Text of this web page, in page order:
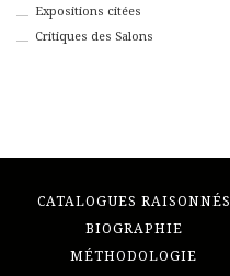
Expositions citées
Critiques des Salons
CATALOGUES RAISONNÉS
BIOGRAPHIE
MÉTHODOLOGIE